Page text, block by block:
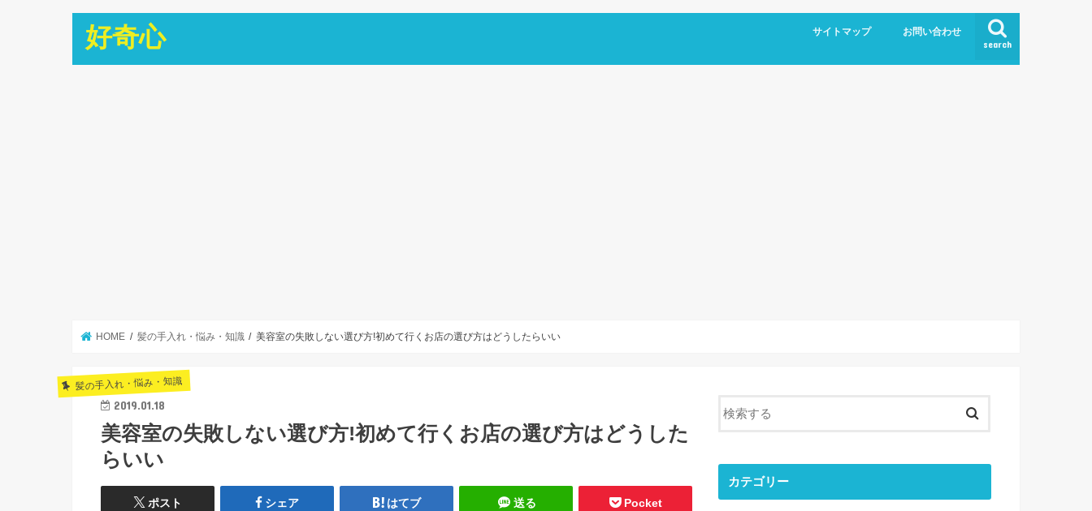
好奇心 search
サイトマップ お問い合わせ
HOME 髪の手入れ・悩み・知識 美容室の失敗しない選び方!初めて行くお店の選び方はどうしたらいい
髪の手入れ・悩み・知識
2019.01.18
美容室の失敗しない選び方!初めて行くお店の選び方はどうした
らいい
ポスト シェア はてブ 送る Pocket
カテゴリー